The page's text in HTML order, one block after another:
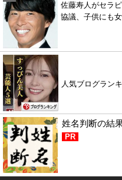
佐藤寿人がセラ
協議、子供にも
人気ブログラン
姓名判断の結
PR